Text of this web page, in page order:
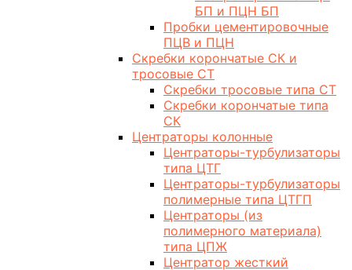
БП и ПЦН БП
Пробки цементировочные
ПЦВ и ПЦН
Скребки корончатые СК и
тросовые СТ
Скребки тросовые типа СТ
Скребки корончатые типа
СК
Центраторы колонные
Центраторы-турбулизаторы
типа ЦТГ
Центраторы-турбулизаторы
полимерные типа ЦТГП
Центраторы (из
полимерного материала)
типа ЦПЖ
Центратор жесткий